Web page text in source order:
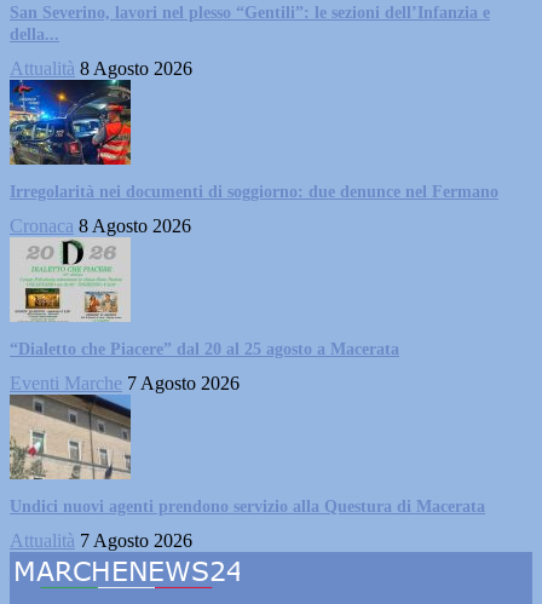
San Severino, lavori nel plesso “Gentili”: le sezioni dell’Infanzia e
della...
Attualità 8 Agosto 2026
Irregolarità nei documenti di soggiorno: due denunce nel Fermano
Cronaca 8 Agosto 2026
“Dialetto che Piacere” dal 20 al 25 agosto a Macerata
Eventi Marche 7 Agosto 2026
Undici nuovi agenti prendono servizio alla Questura di Macerata
Attualità 7 Agosto 2026